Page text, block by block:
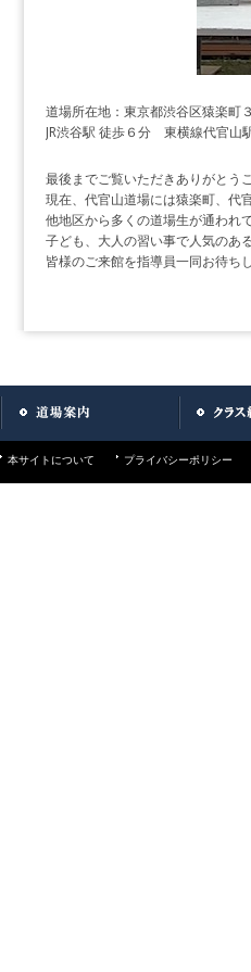
道場所在地：東京都渋谷区猿楽
JR渋谷駅 徒歩６分 東横線代官山
最後までご覧いただきありがとう
現在、代官山道場には猿楽町、代
他地区から多くの道場生が通われ
子ども、大人の習い事で人気のあ
皆様のご来館を指導員一同お待ち
本サイトについて プライバシーポリシー